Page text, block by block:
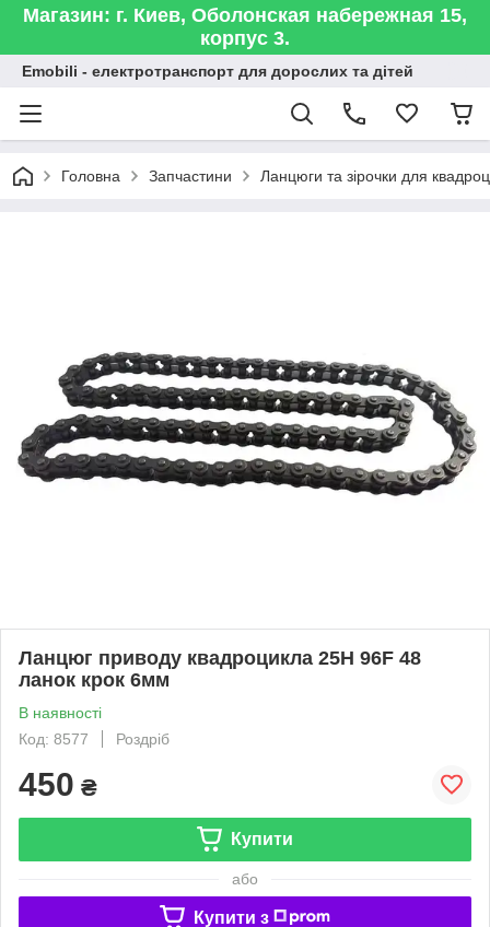
Магазин: г. Киев, Оболонская набережная 15,
корпус 3.
Emobili - електротранспорт для дорослих та дітей
Головна Запчастини Ланцюги та зірочки для
Ланцюг приводу квадроцикла 25H 96F 48
ланок крок 6мм
В наявності
Код: 8577
Роздріб
450 ₴
Купити
або
Купити з